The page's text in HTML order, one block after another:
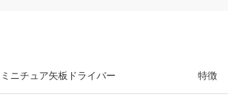
ミニチュア矢板ドライバー 特徴